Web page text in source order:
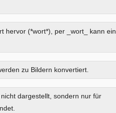
hervor (*wort*), per _wort_ kann ein
zu Bildern konvertiert.
dargestellt, sondern nur für